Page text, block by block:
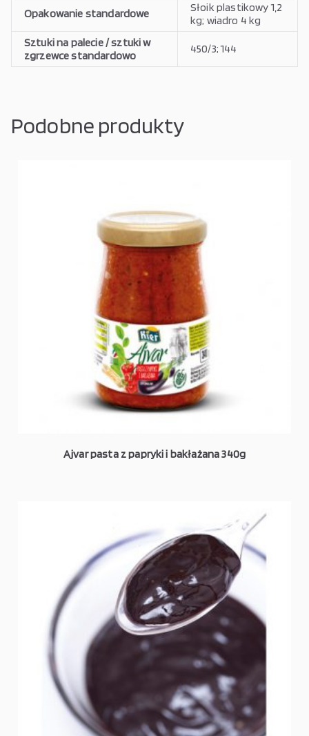
Opakowanie standardowe
Słoik plastikowy 1,2
kg; wiadro 4 kg
Sztuki na palecie / sztuki w
zgrzewce standardowo
450/3; 144
Podobne produkty
Ajvar pasta z papryki i bakłażana 340g